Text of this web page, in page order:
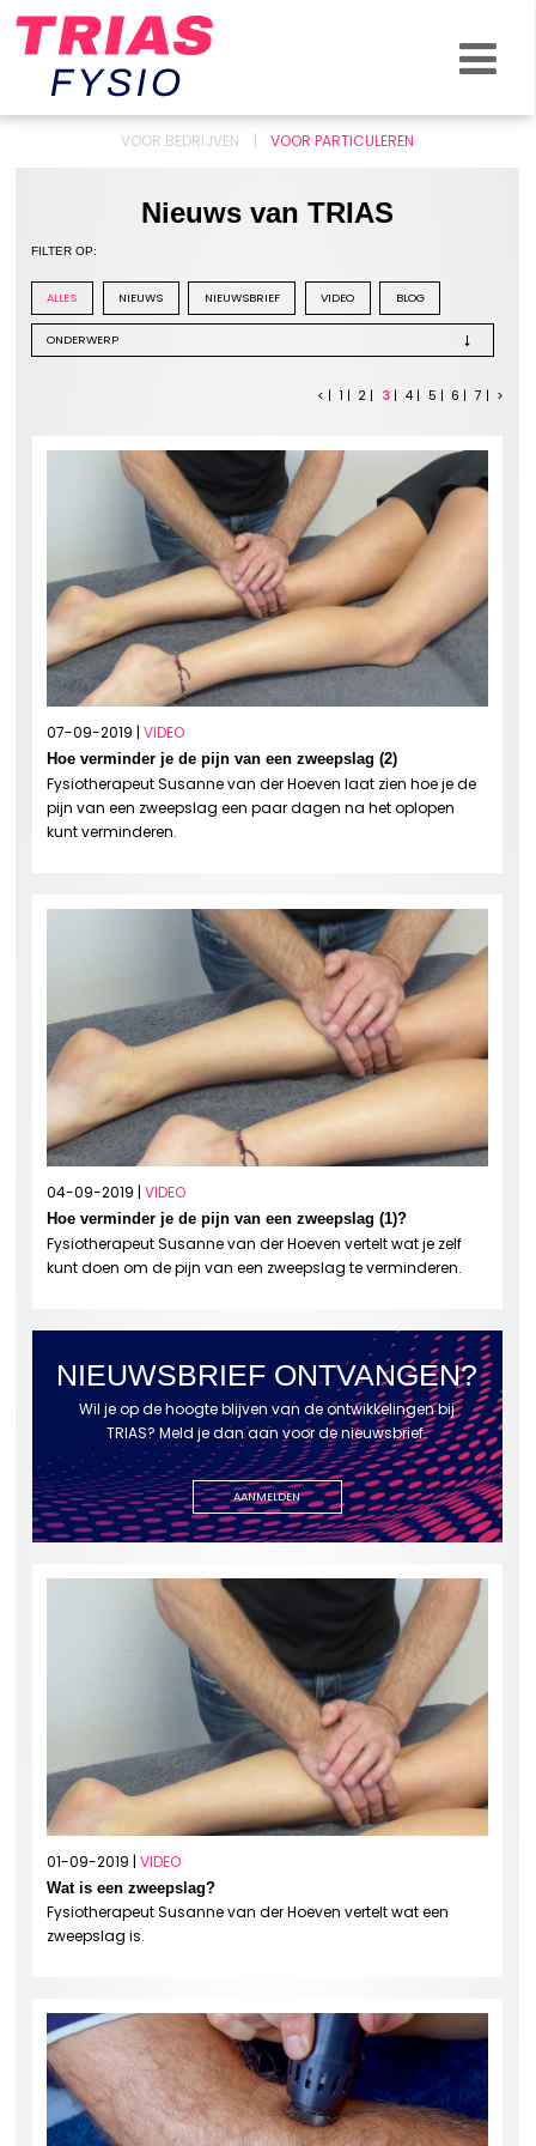
VOOR BEDRIJVEN VOOR PARTICULEREN
Nieuws van TRIAS
FILTER OP:
ALLES NIEUWS NIEUWSBRIEF VIDEO BLOG
< 1 2 3 4 5 6 7 >
07-09-2019 | VIDEO
Hoe verminder je de pijn van een zweepslag (2)
Fysiotherapeut Susanne van der Hoeven laat zien hoe je de
pijn van een zweepslag een paar dagen na het oplopen
kunt verminderen.
04-09-2019 | VIDEO
Hoe verminder je de pijn van een zweepslag (1)?
Fysiotherapeut Susanne van der Hoeven vertelt wat je zelf
kunt doen om de pijn van een zweepslag te verminderen.
NIEUWSBRIEF ONTVANGEN?
Wil je op de hoogte blijven van de ontwikkelingen bij
TRIAS? Meld je dan aan voor de nieuwsbrief.
AANMELDEN
01-09-2019 | VIDEO
Wat is een zweepslag?
Fysiotherapeut Susanne van der Hoeven vertelt wat een
zweepslag is.
KLACHTEN & BLESSURES